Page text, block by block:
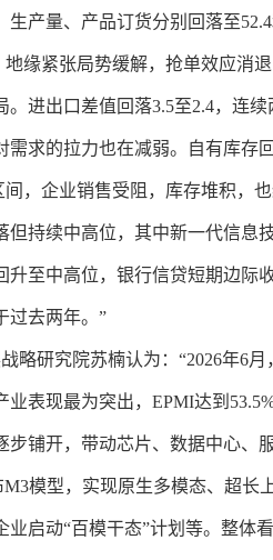
生产量、产品订货分别回落至
地缘紧张局势缓解，抢单效应消
。进出口差值回落3.5至2.4，连
需求的拉力也在减弱。自有库存
间，企业销售受阻，库存堆积，
但持续中高位，其中新一代信息
升至中高位，银行信贷短期边际
过去两年。”
研究院苏楠认为：“2026年6月
业表现最为突出，EPMI达到
步铺开，带动芯片、数据中心、
模型，实现原生多模态、超长
业启动“百模干态”计划等。整